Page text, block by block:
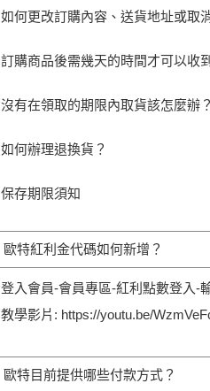
如何更改訂購內容、送貨地址或取
訂購商品後需幾天的時間才可以收
沒有在領取的期限內取貨該怎麼辦？
如何辦理退換貨？
保存期限須知
歐特紅利金代碼如何新增？
登入會員-會員專區-紅利點數登入-
教學影片: https://youtu.be/
歐特目前提供哪些付款方式？